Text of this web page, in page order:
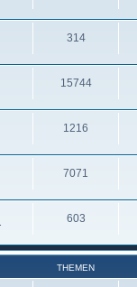
314
15744
1216
7071
603
THEMEN